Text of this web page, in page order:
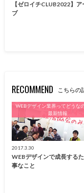
【ゼロイチCLUB2022】ア
ブ
RECOMMEND こちらの
WEBデザイン業界ってどうな
最新情報
2017.3.30
WEBデザインで成長する
事なこと